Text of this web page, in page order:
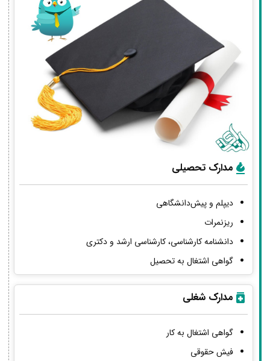
مدارک تحصیلی
دیپلم و پیش‌دانشگاهی
ریزنمرات
دانشنامه کارشناسی، کارشناسی ارشد و دکتری
گواهی اشتغال به تحصیل
مدارک شغلی
گواهی اشتغال به کار
فیش حقوقی